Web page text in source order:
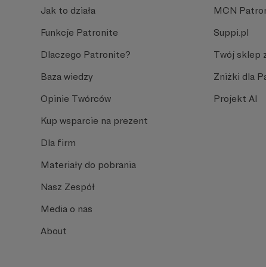
Jak to działa
Funkcje Patronite
Dlaczego Patronite?
Baza wiedzy
Opinie Twórców
Kup wsparcie na prezent
Dla firm
Materiały do pobrania
Nasz Zespół
Media o nas
About
MCN
Suppi.pl
Twój sklep
Zniżki dla
Projekt AI